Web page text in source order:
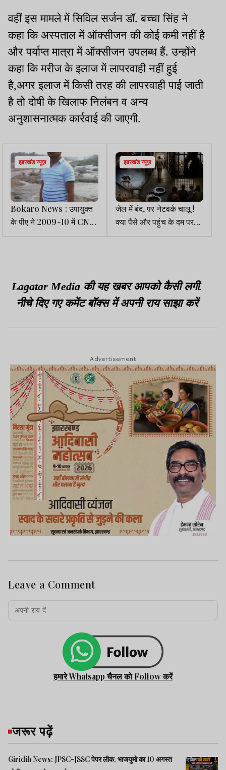
वहीं इस मामले में सिविल सर्जन डॉ. बच्चा सिंह ने
कहा कि अस्पताल में ऑक्सीजन की कोई कमी नहीं है
और पर्याप्त मात्रा में ऑक्सीजन उपलब्ध हैं. उन्होंने
कहा कि मरीज के इलाज में लापरवाही नहीं हुई
है,अगर इलाज में किसी तरह की लापरवाही पाई जाती
है तो दोषी के खिलाफ निलंबन व अन्य
अनुशासनात्मक कार्रवाई की जाएगी.
झारखंड न्यूज़
Bokaro News : उपायुक्त
के पीए ने 2009-10 में CNT
Act का उल्लंघन कर दुसाद
झारखंड न्यूज़
जेल में बंद, पर नेटवर्क चालू !
क्या पैसे और पहुंच के दम पर
सलाखों के पीछे से अपराध का
Lagatar Media की यह खबर आपको कैसी लगी.
नीचे दिए गए कमेंट बॉक्स में अपनी राय साझा करें
Advertisement
Leave a Comment
हमारे Whatsapp चैनल को Follow करें
जरूर पढ़ें
Giridih News: JPSC-JSSC पेपर लीक, भाजयुमो का 10 अगस्त